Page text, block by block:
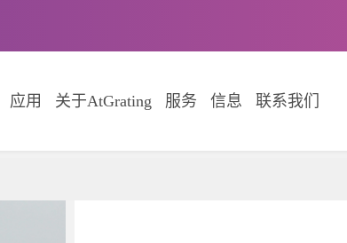
应用 关于AtGrating 服务 信息 联系我们